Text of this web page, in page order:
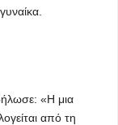
«Η μια
από τη